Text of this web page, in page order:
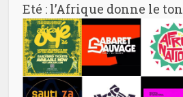
Eté : l’Afrique donne le ton